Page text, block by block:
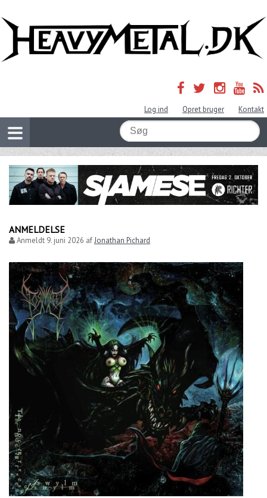
Log ind Opret bruger Kontakt
ANMELDELSE
Anmeldt 9. juni 2026 afJonathan Pichard